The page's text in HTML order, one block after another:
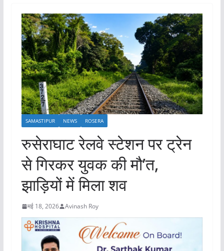
SAMASTIPUR NEWS ROSERA
रुसेराघाट रेलवे स्टेशन पर ट्रेन
से गिरकर युवक की मौ’त,
झाड़ियों में मिला शव
मई 18, 2026 Avinash Roy